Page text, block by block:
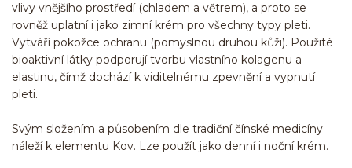
vlivy vnějšího prostředí (chladem a větrem), a proto se
rovněž uplatní i jako zimní krém pro všechny typy pleti.
Vytváří pokožce ochranu (pomyslnou druhou kůži). Použité
bioaktivní látky podporují tvorbu vlastního kolagenu a
elastinu, čímž dochází k viditelnému zpevnění a vypnutí
pleti.
Svým složením a působením dle tradiční čínské medicíny
náleží k elementu Kov. Lze použít jako denní i noční krém.